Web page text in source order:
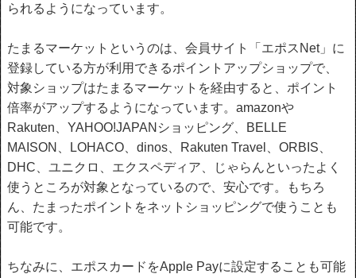
られるようになっています。
たまるマーケットというのは、会員サイト「エポスNet」に
登録している方が利用できるポイントアップショップで、
対象ショップはたまるマーケットを経由すると、ポイント
倍率がアップするようになっています。amazonや
Rakuten、YAHOO!JAPANショッピング、BELLE
MAISON、LOHACO、dinos、Rakuten Travel、ORBIS、
DHC、ユニクロ、エクスペディア、じゃらんといったよく
使うところが対象となっているので、安心です。もちろ
ん、たまったポイントをネットショッピングで使うことも
可能です。
ちなみに、エポスカードをApple Payに設定することも可能